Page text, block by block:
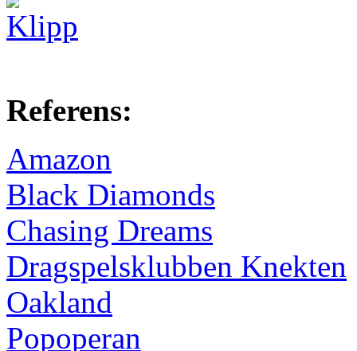
Referens:
Amazon
Black Diamonds
Chasing Dreams
Dragspelsklubben Knekten
Oakland
Popoperan